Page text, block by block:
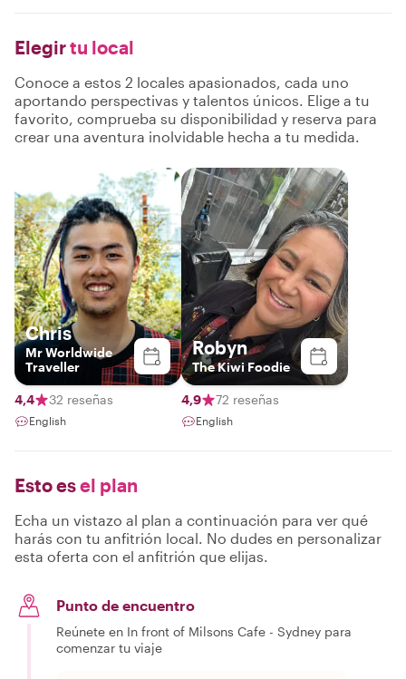
Elegirtu local
Conoce a estos 2 locales apasionados, cada uno
aportando perspectivas y talentos únicos. Elige a tu
favorito, comprueba su disponibilidad y reserva para
crear una aventura inolvidable hecha a tu medida.
Chris
Mr Worldwide
Traveller
4,4 32 reseñas
English
Robyn
The Kiwi Foodie
4,9 72 reseñas
English
Esto esel plan
Echa un vistazo al plan a continuación para ver qué
harás con tu anfitrión local. No dudes en personalizar
esta oferta con el anfitrión que elijas.
Punto de encuentro
Reúnete en In front of Milsons Cafe - Sydney para
comenzar tu viaje